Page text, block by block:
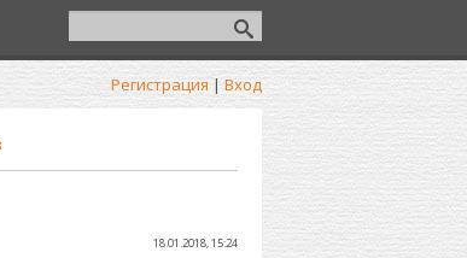
Регистрация | Вход
18.01.2018, 15:24